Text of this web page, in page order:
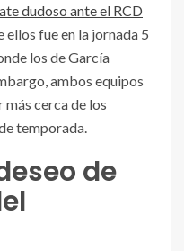
dudoso ante el RCD
fue en la jornada 5
los de García
ambos equipos
cerca de los
temporada.
de